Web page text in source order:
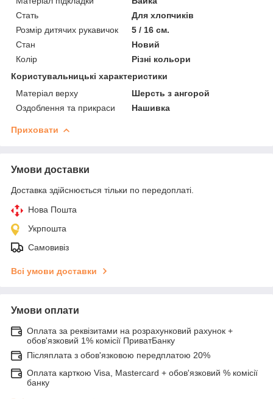
Стать
Для хлопчиків
Розмір дитячих рукавичок
5 / 16 см.
Стан
Новий
Колір
Різні кольори
Користувальницькі характеристики
Матеріал верху
Шерсть з ангорой
Оздоблення та прикраси
Нашивка
Приховати
Умови доставки
Доставка здійснюється тільки по передоплаті.
Нова Пошта
Укрпошта
Самовивіз
Всі умови доставки
Умови оплати
Оплата за реквізитами на розрахунковий рахунок +
обов'язковий 1% комісії ПриватБанку
Післяплата з обов'язковою передплатою 20%
Оплата карткою Visa, Mastercard + обов'язковий % комісії
банку